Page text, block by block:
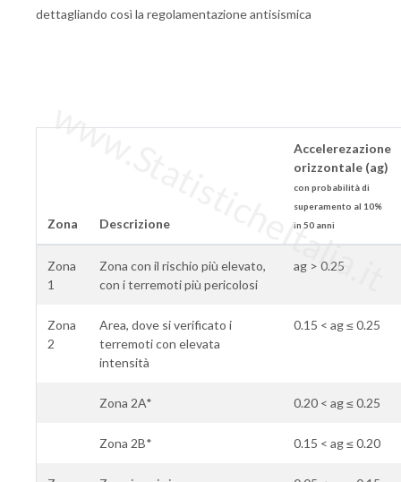
dettagliando così la regolamentazione antisismica
Zona Descrizione
Accelerezazione
orizzontale (ag)
con probabilità di
superamento al 10%
in 50 anni
Zona
1
Zona con il rischio più elevato,
con i terremoti più pericolosi
ag > 0.25
Zona
2
Area, dove si verificato i
terremoti con elevata
intensità
0.15 < ag ≤ 0.25
Zona 2A* 0.20 < ag ≤ 0.25
Zona 2B* 0.15 < ag ≤ 0.20
www.StatisticheItalia.it